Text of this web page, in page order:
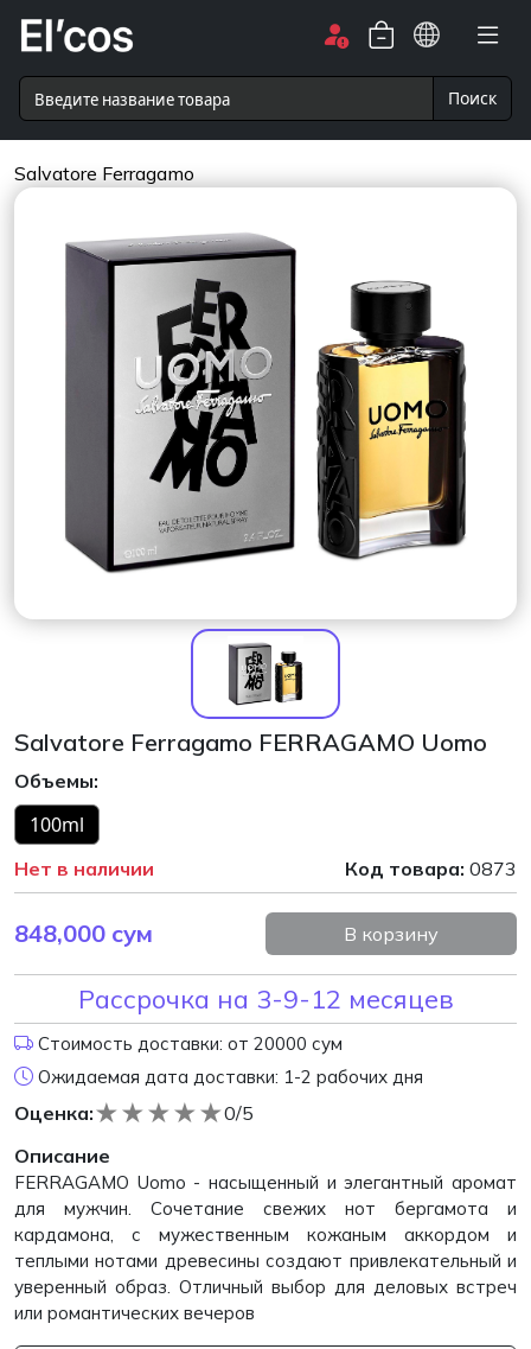
Поиск
Salvatore Ferragamo
Salvatore Ferragamo FERRAGAMO Uomo
Объемы:
100ml
Нет в наличии Код товара: 0873
848,000 сум В корзину
Рассрочка на 3-9-12 месяцев
Стоимость доставки: от 20000 сум
Ожидаемая дата доставки: 1-2 рабочих дня
Оценка: ★
★
★
★
★
0/5
Описание
FERRAGAMO Uomo - насыщенный и элегантный аромат
для мужчин. Сочетание свежих нот бергамота и
кардамона, с мужественным кожаным аккордом и
теплыми нотами древесины создают привлекательный и
уверенный образ. Отличный выбор для деловых встреч
или романтических вечеров